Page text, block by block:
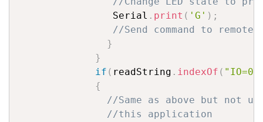
                Serial
. print ( 'G' ) ;
//Send command to remote
}
}
if ( readString . indexOf ( "IO=0"
{
//Same as above but not
//this application